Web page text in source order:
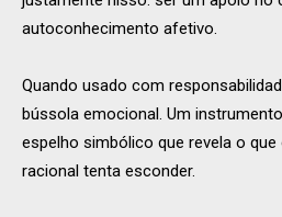
autoconhecimento afetivo.
Quando usado com
bússola emocional. Um
espelho simbólico que revela o
racional tenta esconder.